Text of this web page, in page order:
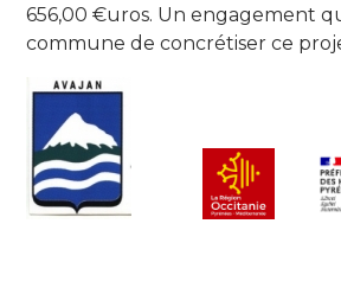
656,00 €uros. Un engagement
commune de concrétiser ce